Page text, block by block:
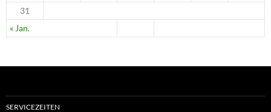
« Jan.
31
SERVICEZEITEN